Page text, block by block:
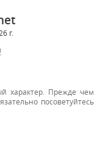
г.
характер. Прежде чем
посоветуйтесь